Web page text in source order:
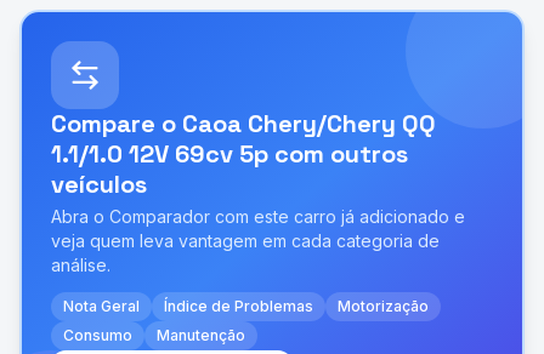
Compare o Caoa Chery/Chery QQ
1.1/1.0 12V 69cv 5p com outros
veículos
Abra o Comparador com este carro já adicionado e
veja quem leva vantagem em cada categoria de
análise.
Nota Geral Índice de Problemas
Motorização
Consumo
Manutenção